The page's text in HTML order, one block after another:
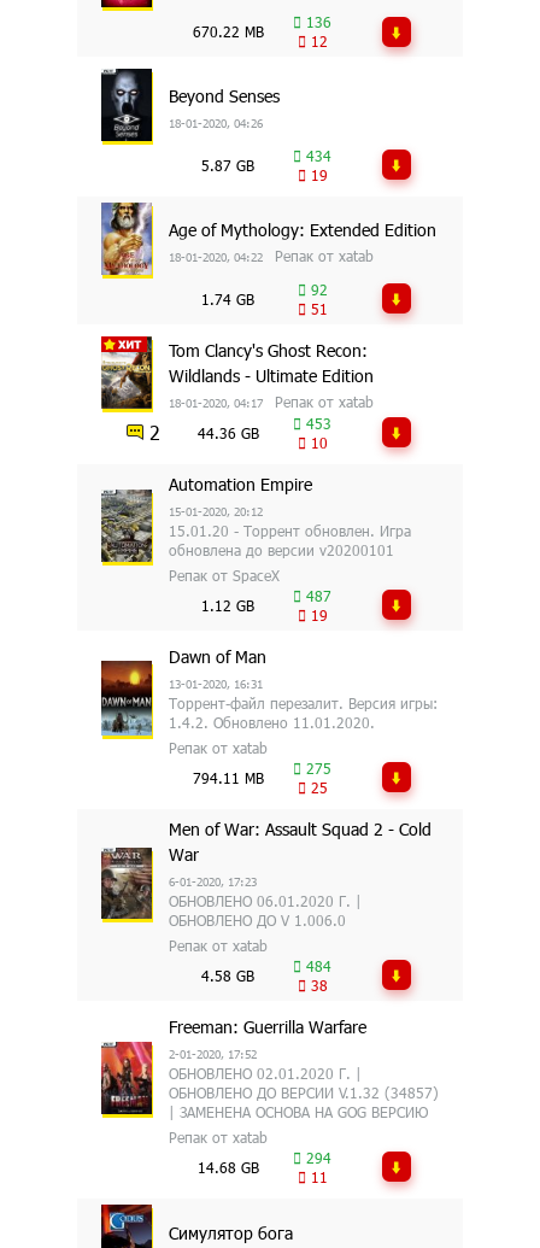
670.22 MB
136
12
Beyond Senses
18-01-2020, 04:26
5.87 GB
434
19
Age of Mythology: Extended Edition
18-01-2020, 04:22 Репак от xatab
1.74 GB
92
51
Tom Clancy's Ghost Recon:
Wildlands - Ultimate Edition
18-01-2020, 04:17 Репак от xatab
2 44.36 GB
453
10
Automation Empire
15-01-2020, 20:12
15.01.20 - Торрент обновлен. Игра
обновлена до версии v20200101
Репак от SpaceX
1.12 GB
487
19
Dawn of Man
13-01-2020, 16:31
Торрент-файл перезалит. Версия игры:
1.4.2. Обновлено 11.01.2020.
Репак от xatab
794.11 MB
275
25
Men of War: Assault Squad 2 - Cold
War
6-01-2020, 17:23
ОБНОВЛЕНО 06.01.2020 Г. |
ОБНОВЛЕНО ДО V 1.006.0
Репак от xatab
4.58 GB
484
38
Freeman: Guerrilla Warfare
2-01-2020, 17:52
ОБНОВЛЕНО 02.01.2020 Г. |
ОБНОВЛЕНО ДО ВЕРСИИ V.1.32 (34857)
| ЗАМЕНЕНА ОСНОВА НА GOG ВЕРСИЮ
Репак от xatab
14.68 GB
294
11
Симулятор бога